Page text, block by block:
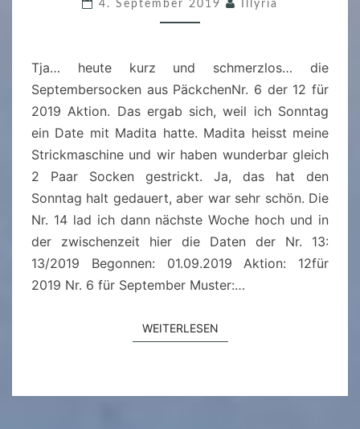
2
1
9
4. September 2019 Illyria
Tja… heute kurz und schmerzlos… die
Septembersocken aus PäckchenNr. 6 der 12 für
2019 Aktion. Das ergab sich, weil ich Sonntag
ein Date mit Madita hatte. Madita heisst meine
Strickmaschine und wir haben wunderbar gleich
2 Paar Socken gestrickt. Ja, das hat den
Sonntag halt gedauert, aber war sehr schön. Die
Nr. 14 lad ich dann nächste Woche hoch und in
der zwischenzeit hier die Daten der Nr. 13:
13/2019 Begonnen: 01.09.2019 Aktion: 12für
2019 Nr. 6 für September Muster:…
WEITERLESEN